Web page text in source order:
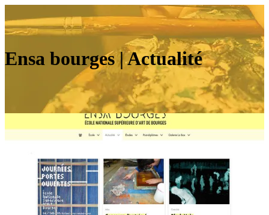
Ensa bourges | Actualité